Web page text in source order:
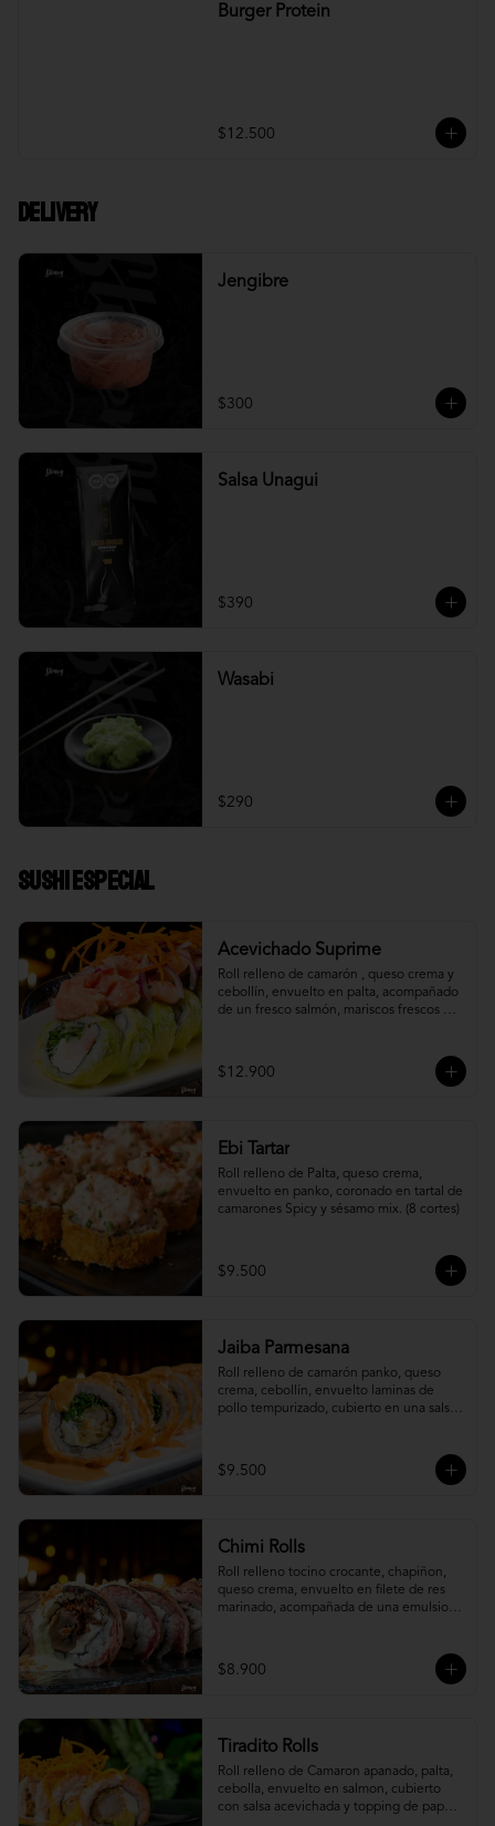
Burger Protein
$12.500
DELIVERY
Jengibre
$300
Salsa Unagui
$390
Wasabi
$290
Sushi Especial
Acevichado Suprime
Roll relleno de camarón , queso crema y
cebollín, envuelto en palta, acompañado
de un fresco salmón, mariscos frescos en
$12.900
Ebi Tartar
Roll relleno de Palta, queso crema,
envuelto en panko, coronado en tartal de
camarones Spicy y sésamo mix. (8 cortes)
$9.500
Jaiba Parmesana
Roll relleno de camarón panko, queso
crema, cebollín, envuelto laminas de
pollo tempurizado, cubierto en una salsa
$9.500
Chimi Rolls
Roll relleno tocino crocante, chapiñon,
queso crema, envuelto en filete de res
marinado, acompañada de una emulsion
$8.900
Tiradito Rolls
Roll relleno de Camaron apanado, palta,
cebolla, envuelto en salmon, cubierto
con salsa acevichada y topping de papa